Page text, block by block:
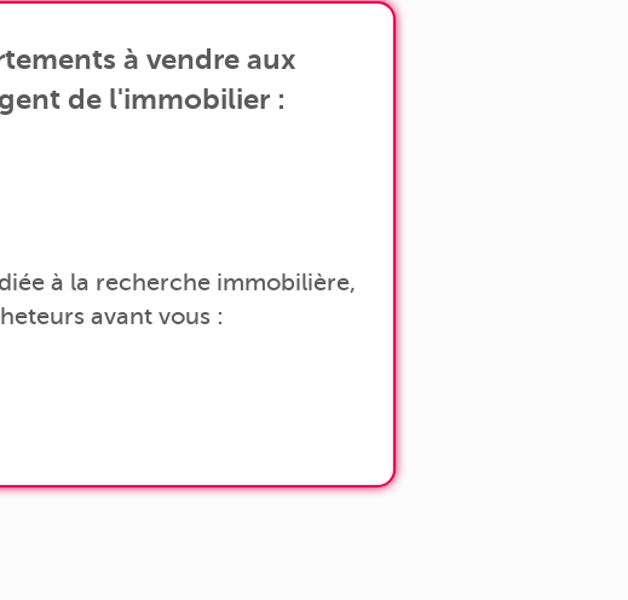
à vendre aux
de l'immobilier :
à la recherche immobilière,
avant vous :